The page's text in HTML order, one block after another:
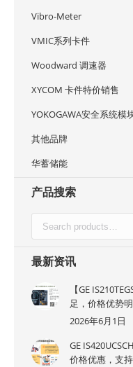
Vibro-Meter
VMIC系列卡件
Woodward 调速器
XYCOM 卡件特价销售
YOKOGAWA安全系统模
其他品牌
华蓄储能
产品搜索
最新资讯
【GE
足，价格优势
2026年6月1日
GE
价格优惠，支